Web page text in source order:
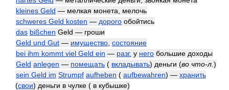
kleines Geld — мелкая монета, мелочь
schweres Geld kosten — дорого обойтись
das bißchen Geld — гроши
Geld und Gut — имущество состояние
bei ihm kommt viel Geld ein — разг. у него большие доходы
Geld anlegen — помещать ( вкладывать) деньги (во что-л. )
sein Geld im Strumpf aufheben ( aufbewahren) — хранить
(свои) деньги в чулке ( в кубышке)